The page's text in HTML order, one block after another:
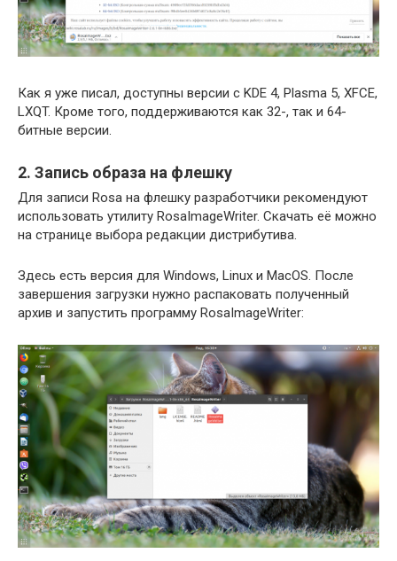
Как я уже писал, доступны версии с KDE 4, Plasma 5, XFCE,
LXQT. Кроме того, поддерживаются как 32-, так и 64-
битные версии.
2. Запись образа на флешку
Для записи Rosa на флешку разработчики рекомендуют
использовать утилиту RosaImageWriter. Скачать её можно
на странице выбора редакции дистрибутива.
Здесь есть версия для Windows, Linux и MacOS. После
завершения загрузки нужно распаковать полученный
архив и запустить программу RosaImageWriter: